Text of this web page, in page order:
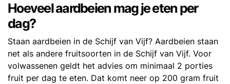
Hoeveel aardbeien mag je eten per
dag?
Staan aardbeien in de Schijf van Vijf? Aardbeien staan
net als andere fruitsoorten in de Schijf van Vijf. Voor
volwassenen geldt het advies om minimaal 2 porties
fruit per dag te eten. Dat komt neer op 200 gram fruit